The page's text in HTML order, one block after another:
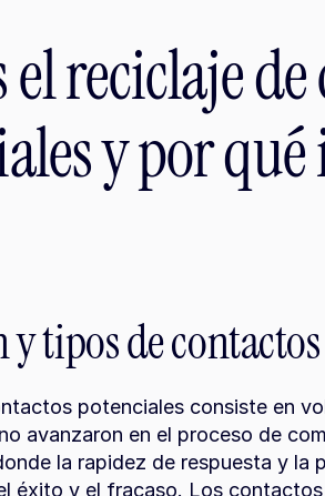
el reciclaje
y por
tipos de
potenciales consiste en
avanzaron en el proceso de
la rapidez de respuesta y la
éxito y el fracaso. Los contactos